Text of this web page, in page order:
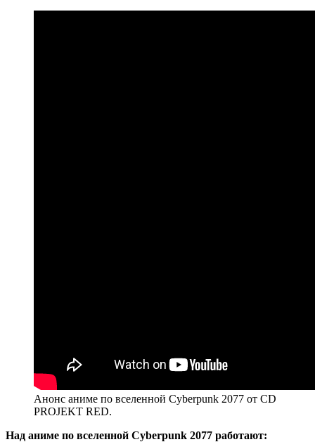
Анонс аниме по вселенной Cyberpunk 2077 от CD
PROJEKT RED.
Над аниме по вселенной Cyberpunk 2077 работают: